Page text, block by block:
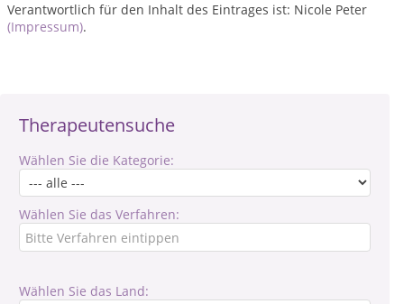
Therapeutensuche
Wählen Sie die Kategorie:
Wählen Sie das Verfahren:
Wählen Sie das Land:
Verantwortlich für den Inhalt des Eintrages ist: Nicole Peter
(Impressum).